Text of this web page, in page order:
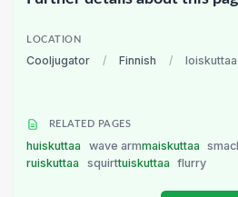
LOCATION
Cooljugator / Finnish / loiskuttaa
RELATED PAGES
huiskuttaa wave armmaiskuttaa
ruiskuttaa
squirttuiskuttaa flurry